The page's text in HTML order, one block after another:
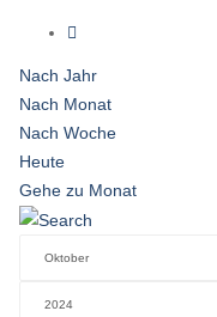
Nach Jahr
Nach Monat
Nach Woche
Heute
Gehe zu Monat